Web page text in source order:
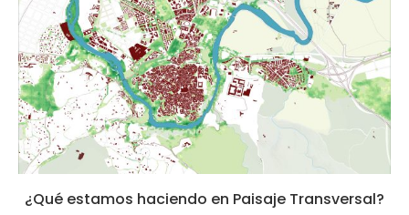
¿Qué estamos haciendo en Paisaje Transversal?